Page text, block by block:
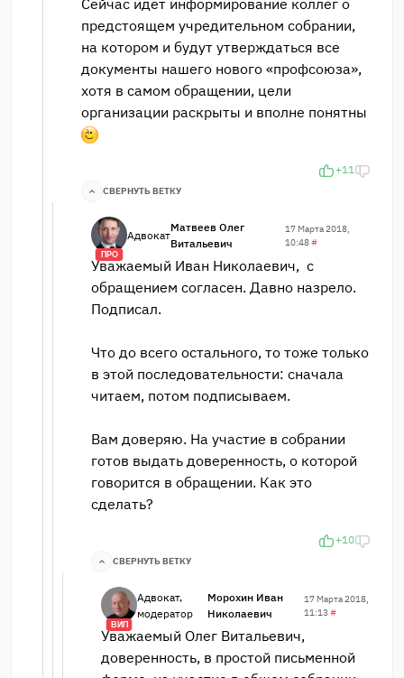
предстоящем учредительном собрании,
на котором и будут утверждаться все
документы нашего нового «профсоюза»,
хотя в самом обращении, цели
организации раскрыты и вполне понятны
+11
СВЕРНУТЬ ВЕТКУ
ПРО
Адвокат
Матвеев Олег
Витальевич
17 Марта 2018,
10:48#
Уважаемый Иван Николаевич, с
обращением согласен. Давно назрело.
Подписал.
Что до всего остального, то тоже только
в этой последовательности: сначала
читаем, потом подписываем.
Вам доверяю. На участие в собрании
готов выдать доверенность, о которой
говорится в обращении. Как это
сделать?
+10
СВЕРНУТЬ ВЕТКУ
ВИП
Адвокат,
модератор
Морохин Иван
Николаевич
17 Марта 2018,
11:13 #
Уважаемый Олег Витальевич,
доверенность, в простой письменной